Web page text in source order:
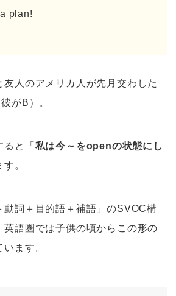
plan!
友人のアメリカ人が先月交わした
がB）。
と「 私は今～をopenの状態にし
。
動詞＋目的語＋補語」のSVOC構
英語圏では子供の頃からこの形の
ます。